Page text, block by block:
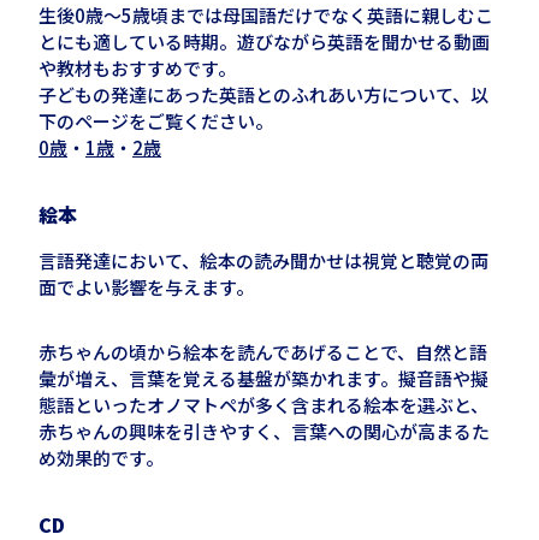
生後0歳～5歳頃までは母国語だけでなく英語に親しむこ
とにも適している時期。遊びながら英語を聞かせる動画
や教材もおすすめです。
子どもの発達にあった英語とのふれあい方について、以
下のページをご覧ください。
0歳 ・ 1歳 ・ 2歳
絵本
言語発達において、絵本の読み聞かせは視覚と聴覚の両
面でよい影響を与えます。
赤ちゃんの頃から絵本を読んであげることで、自然と語
彙が増え、言葉を覚える基盤が築かれます。擬音語や擬
態語といったオノマトペが多く含まれる絵本を選ぶと、
赤ちゃんの興味を引きやすく、言葉への関心が高まるた
め効果的です。
CD